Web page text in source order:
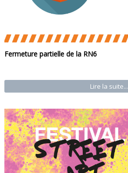
Fermeture partielle de la RN6
Lire la suite...